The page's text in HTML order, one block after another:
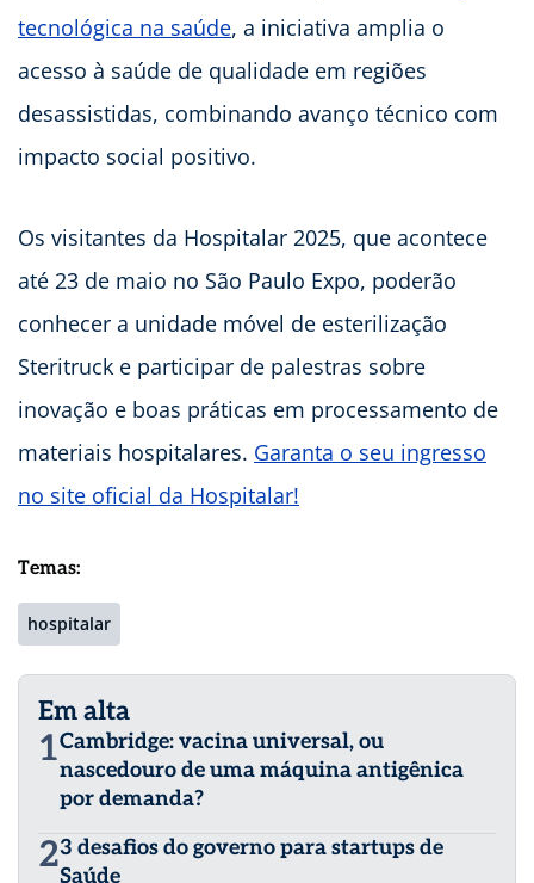
tecnológica na saúde, a iniciativa amplia o
acesso à saúde de qualidade em regiões
desassistidas, combinando avanço técnico com
impacto social positivo.
Os visitantes da Hospitalar 2025, que acontece
até 23 de maio no São Paulo Expo, poderão
conhecer a unidade móvel de esterilização
Steritruck e participar de palestras sobre
inovação e boas práticas em processamento de
materiais hospitalares. Garanta o seu ingresso
no site oficial da Hospitalar!
Temas:
hospitalar
Em alta
1Cambridge: vacina universal, ou
nascedouro de uma máquina antigênica
por demanda?
23 desafios do governo para startups de
Saúde